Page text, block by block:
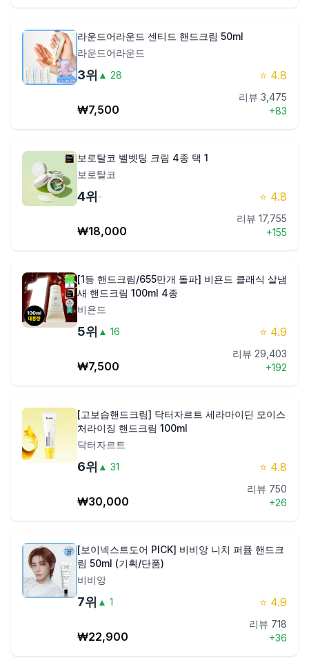
라운드어라운드 센티드 핸드크림 50ml
라운드어라운드
3위 ▲ 28 ⭐ 4.8
₩7,500
리뷰 3,475
+83
보로탈코 벨벳팅 크림 4종 택 1
보로탈코
4위 - ⭐ 4.8
₩18,000
리뷰 17,755
+155
[1등 핸드크림/655만개 돌파] 비욘드 클래식 살냄
새 핸드크림 100ml 4종
비욘드
5위 ▲ 16 ⭐ 4.9
₩7,500
리뷰 29,403
+192
[고보습핸드크림] 닥터자르트 세라마이딘 모이스
처라이징 핸드크림 100ml
닥터자르트
6위 ▲ 31 ⭐ 4.8
₩30,000
리뷰 750
+26
[보이넥스트도어 PICK] 비비앙 니치 퍼퓸 핸드크
림 50ml (기획/단품)
비비앙
7위 ▲ 1 ⭐ 4.9
₩22,900
리뷰 718
+36